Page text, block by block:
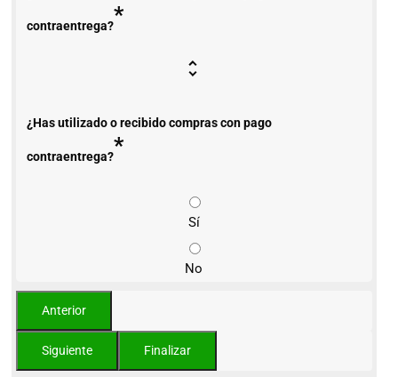
contraentrega?*
¿Has utilizado o recibido compras con pago
contraentrega?*
Sí
No